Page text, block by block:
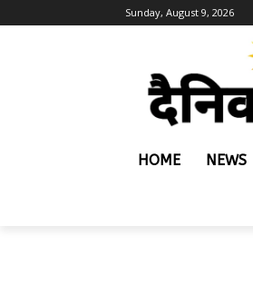
Sunday, August 9, 2026
HOME NEWS